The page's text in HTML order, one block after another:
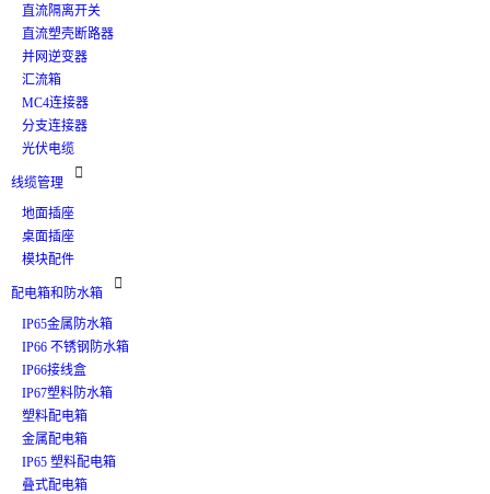
直流隔离开关
直流塑壳断路器
并网逆变器
汇流箱
MC4连接器
分支连接器
光伏电缆
线缆管理

地面插座
桌面插座
模块配件
配电箱和防水箱

IP65金属防水箱
IP66 不锈钢防水箱
IP66接线盒
IP67塑料防水箱
塑料配电箱
金属配电箱
IP65 塑料配电箱
叠式配电箱